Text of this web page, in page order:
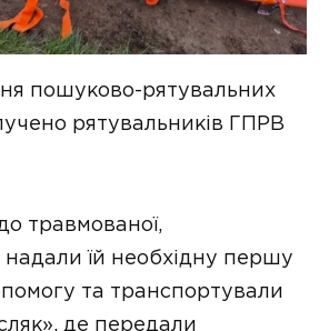
пошуково-рятувальних
рятувальників ГПРВ
травмованої,
надали їй необхідну першу
та транспортували
де передали